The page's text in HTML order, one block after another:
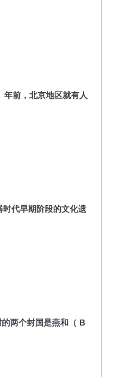
前，北京地区就有人
代早期阶段的文化遗
两个封国是燕和（ B